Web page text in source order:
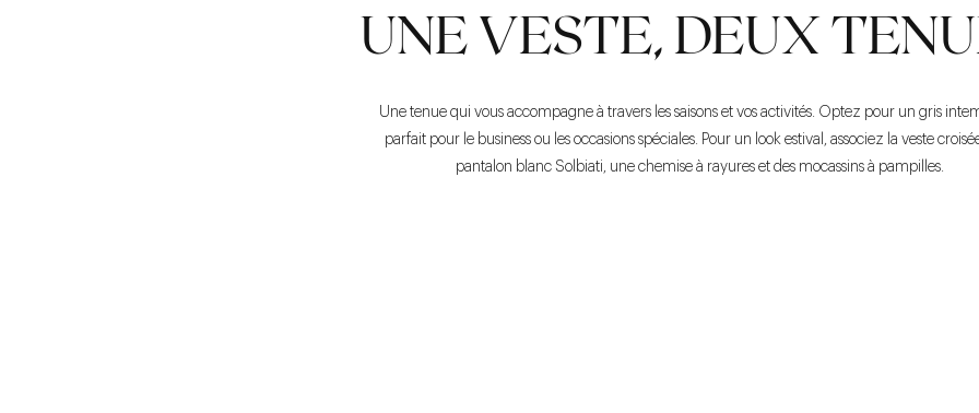
UNE VESTE, DEUX
Une tenue qui vous accompagne à travers les saisons et vos activités. Optez pour un gris
parfait pour le business ou les occasions spéciales. Pour un look estival, associez la veste
pantalon blanc Solbiati, une chemise à rayures et des mocassins à pampilles.